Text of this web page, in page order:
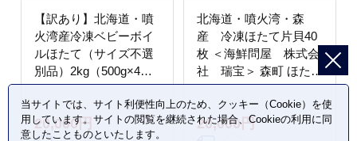
【訳あり】北海道・噴
火湾産冷凍ベビーボイ
ルほたて（サイズ不選
別品）2kg（500g×4）
噴火湾 ホタテ ベビーホ
タテ ほたて 帆立 mr1-
0911
20,000円
北海道・噴火湾・森
産 冷凍ほたて片貝40
枚 ＜海鮮問屋 株式会
社 瑞宝＞ 森町 ほたて
帆立 ホタテ 海産物 魚
貝類 ふるさと納税 北海
道 mr1-0916
20,000円
当サイトでは、サイト利便性向上のため、クッキー（Cookie）を使
用しています。サイトの閲覧を継続された場合、Cookieの利用に同
意したことものといたします。